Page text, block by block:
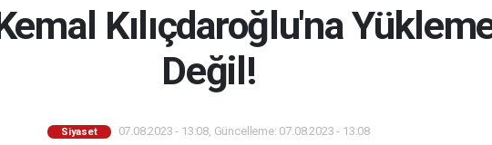
Kılıçdaroğlu'na
Değil!
Siyaset 07.08.2023 - 13:08, Güncelleme: 07.08.2023 - 13:08